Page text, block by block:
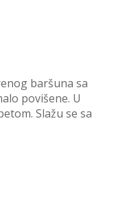
baršuna sa
povišene. U
Slažu se sa